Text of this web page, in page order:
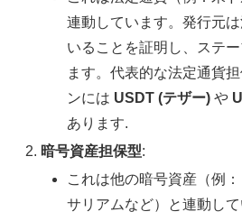
連動しています。発行元
いることを証明し、ステ
ます。代表的な法定通貨
ンには USDT (テザー) や
あります.
暗号資産担保型:
これは他の暗号資産（例
サリアムなど）と連動し